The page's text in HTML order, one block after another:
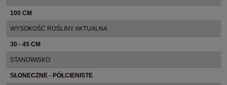
100 CM
WYSOKOŚĆ ROŚLINY AKTUALNA
30 - 45 CM
STANOWISKO
SŁONECZNE - PÓŁCIENISTE